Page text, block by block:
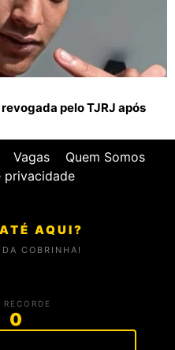
pelo TJRJ após
Vagas
Quem Somos
privacidade
AQUI?
COBRINHA!
RECORDE
0